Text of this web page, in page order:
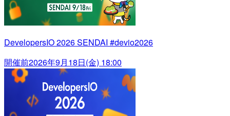
DevelopersIO 2026 SENDAI #devio2026
開催前2026年9月18日(金) 18:00